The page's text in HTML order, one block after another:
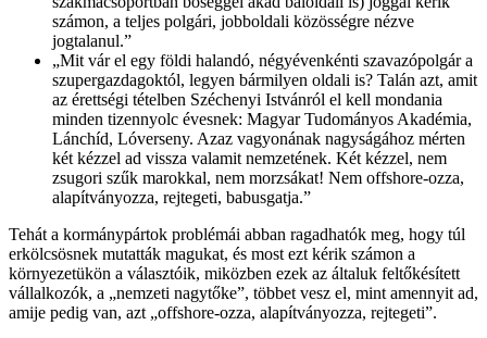
számon, a teljes polgári, jobboldali közösségre nézve
jogtalanul.”
„Mit vár el egy földi halandó, négyévenkénti szavazópolgár a
szupergazdagoktól, legyen bármilyen oldali is? Talán azt, amit
az érettségi tételben Széchenyi Istvánról el kell mondania
minden tizennyolc évesnek: Magyar Tudományos Akadémia,
Lánchíd, Lóverseny. Azaz vagyonának nagyságához mérten
két kézzel ad vissza valamit nemzetének. Két kézzel, nem
zsugori szűk marokkal, nem morzsákat! Nem offshore-ozza,
alapítványozza, rejtegeti, babusgatja.”
Tehát a kormánypártok problémái abban ragadhatók meg, hogy túl
erkölcsösnek mutatták magukat, és most ezt kérik számon a
környezetükön a választóik, miközben ezek az általuk feltőkésített
vállalkozók, a „nemzeti nagytőke”, többet vesz el, mint amennyit ad,
amije pedig van, azt „offshore-ozza, alapítványozza, rejtegeti”.